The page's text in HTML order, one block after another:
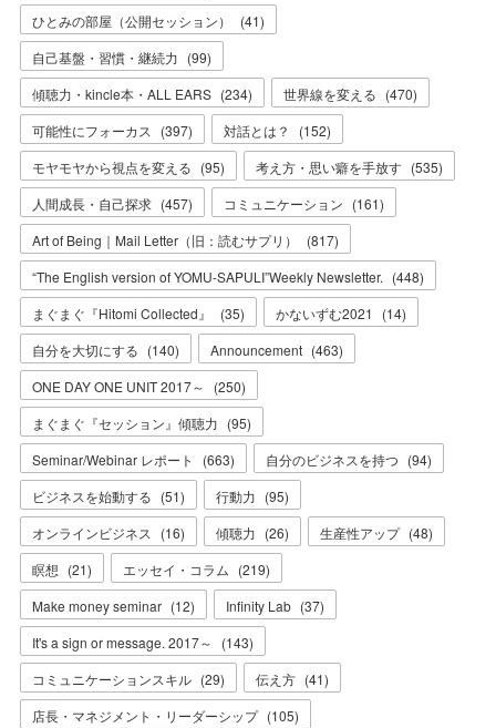
ひとみの部屋（公開セッション）
(41)
自己基盤・習慣・継続力 (99)
傾聴力・kincle本・ALL EARS (234) 世界線を変える (470)
可能性にフォーカス
(397) 対話とは？ (152)
モヤモヤから視点を変える (95) 考え方・思い癖を手放す (535)
人間成長・自己探求 (457) コミュニケーション (161)
Art of Being｜Mail Letter（旧：読むサプリ）
(817)
“The English version of YOMU-SAPULI”Weekly Newsletter. (448)
まぐまぐ『Hitomi Collected』
(35) かないずむ2021 (14)
自分を大切にする (140) Announcement (463)
ONE DAY ONE UNIT 2017～
(250)
まぐまぐ『セッション』傾聴力 (95)
Seminar/Webinar レポート
(663) 自分のビジネスを持つ (94)
ビジネスを始動する (51) 行動力 (95)
オンラインビジネス
(16) 傾聴力 (26) 生産性アップ (48)
瞑想 (21) エッセイ・コラム (219)
Make money seminar (12) Infinity Lab (37)
It's a sign or message. 2017～
(143)
コミュニケーションスキル (29) 伝え方 (41)
店長・マネジメント・リーダーシップ (105)